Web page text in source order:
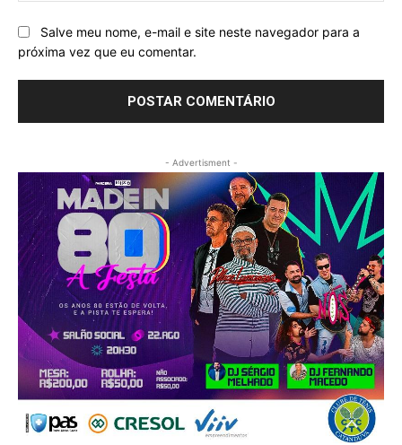
Salve meu nome, e-mail e site neste navegador para a
próxima vez que eu comentar.
- Advertisment -